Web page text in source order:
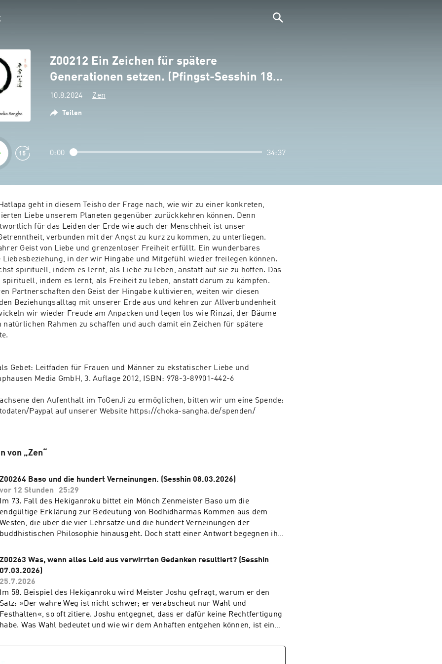
Z00212 Ein Zeichen für spätere
Generationen setzen. (Pfingst-Sesshin 18…
10.8.2024 Zen
Teilen
0:00 34:37
geht in diesem Teisho der Frage nach, wie wir zu einer konkreten,
Liebe unserem Planeten gegenüber zurückkehren können. Denn
für das Leiden der Erde wie auch der Menschheit ist unser
verbunden mit der Angst zu kurz zu kommen, zu unterliegen.
Geist von Liebe und grenzenloser Freiheit erfüllt. Ein wunderbares
in der wir Hingabe und Mitgefühl wieder freilegen können.
spirituell, indem es lernt, als Liebe zu leben, anstatt auf sie zu hoffen. Das
spirituell, indem es lernt, als Freiheit zu leben, anstatt darum zu kämpfen.
Partnerschaften den Geist der Hingabe kultivieren, weiten wir diesen
Beziehungsalltag mit unserer Erde aus und kehren zur Allverbundenheit
wir wieder Freude am Anpacken und legen los wie Rinzai, der Bäume
natürlichen Rahmen zu schaffen und auch damit ein Zeichen für spätere
Gebet: Leitfaden für Frauen und Männer zu ekstatischer Liebe und
Media GmbH, 3. Auflage 2012, ISBN: 978-3-89901-442-6
den Aufenthalt im ToGenJi zu ermöglichen, bitten wir um eine Spende:
Paypal auf unserer Website https://choka-sangha.de/spenden/
von „Zen“
Z00264 Baso und die hundert Verneinungen. (Sesshin 08.03.2026)
vor 12 Stunden
25:29
Im 73. Fall des Hekiganroku bittet ein Mönch Zenmeister Baso um die
endgültige Erklärung zur Bedeutung von Bodhidharmas Kommen aus dem
Westen, die über die vier Lehrsätze und die hundert Verneinungen der
buddhistischen Philosophie hinausgeht. Doch statt einer Antwort begegnen ihm
Nichtwissens. Am Ende bleibt nur ein einfacher Satz: »Shisos Kopf ist weiß,
Kais Kopf ist schwarz.« In diesem Teisho führt Christoph Rei Ho Hatlapa durch
die philosophischen Hintergründe des buddhistischen Tetralemmas und der
Lehre Nagarjunas vom Mittleren Weg und verbindet sie mit Einsichten aus dem
Daoismus. Dabei wird deutlich, dass Zen die Wahrheit nicht in immer feineren
philosophischen Unterscheidungen sucht. Vielmehr führt der Weg zurück zur
unmittelbaren Wirklichkeit des Lebens selbst. Die Gedanken über Sein und
Z00263 Was, wenn alles Leid aus verwirrten Gedanken resultiert? (Sesshin
07.03.2026)
25.7.2026
Im 58. Beispiel des Hekiganroku wird Meister Joshu gefragt, warum er den
Satz: »Der wahre Weg ist nicht schwer; er verabscheut nur Wahl und
Festhalten«, so oft zitiere. Joshu entgegnet, dass er dafür keine Rechtfertigung
habe. Was Wahl bedeutet und wie wir dem Anhaften entgehen können, ist ein
wahre Weg (Dao) ist einfach, nur unser Denken macht ihn kompliziert. Steven